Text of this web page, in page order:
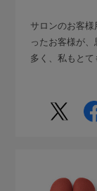
サロンのお客
ったお客様が
多く、私もとて